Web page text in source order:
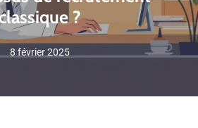
?
8 février 2025